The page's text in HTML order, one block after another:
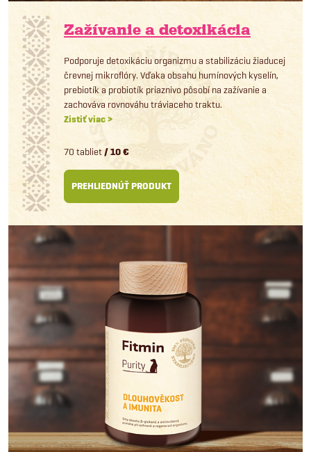
Zažívanie a detoxikácia
Podporuje detoxikáciu organizmu a stabilizáciu žiaducej
črevnej mikroflóry. Vďaka obsahu humínových kyselín,
prebiotík a probiotík priaznivo pôsobí na zažívanie a
zachováva rovnováhu tráviaceho traktu.
Zistiť viac >
70 tabliet/ 10 €
PREHLIEDNÚŤ PRODUKT